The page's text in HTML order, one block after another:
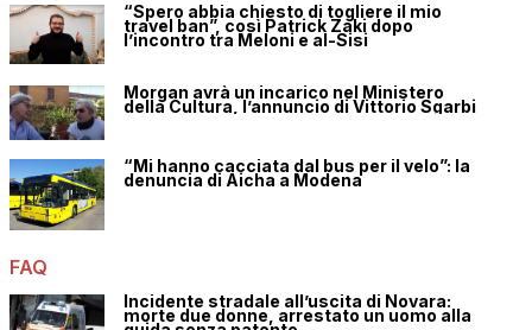
“Spero abbia chiesto di togliere il mio
travel ban”, così Patrick Zaki dopo
l’incontro tra Meloni e al-Sisi
Morgan avrà un incarico nel Ministero
della Cultura, l’annuncio di Vittorio Sgarbi
“Mi hanno cacciata dal bus per il velo”: la
denuncia di Aicha a Modena
FAQ
Incidente stradale all’uscita di Novara:
morte due donne, arrestato un uomo alla